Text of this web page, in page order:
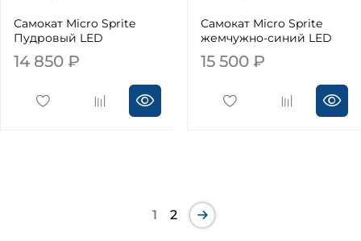
Самокат Micro Sprite
Пудровый LED
14 850 ₽
Самокат Micro Sprite
жемчужно-синий LED
15 500 ₽
1 2